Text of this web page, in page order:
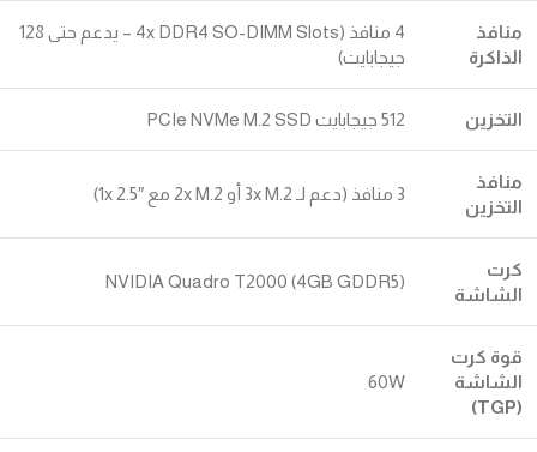
منافذ
الذاكرة
4 منافذ (4x DDR4 SO-DIMM Slots – يدعم حتى 128
جيجابايت)
التخزين 512 جيجابايت PCIe NVMe M.2 SSD
منافذ
التخزين
3 منافذ (دعم لـ 3x M.2 أو 2x M.2 مع 1x 2.5″)
كرت
الشاشة
NVIDIA Quadro T2000 (4GB GDDR5)
قوة كرت
الشاشة
(TGP)
60W